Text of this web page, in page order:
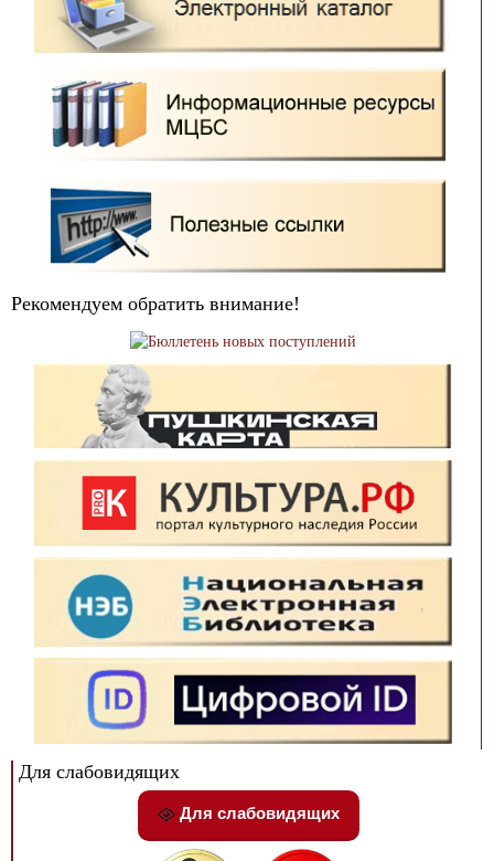
Рекомендуем обратить внимание!
Для слабовидящих
Для слабовидящих